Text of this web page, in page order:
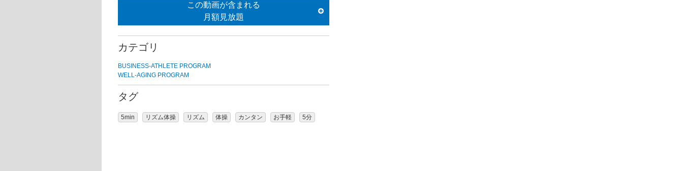
この動画が含まれる
月額見放題
カテゴリ
BUSINESS-ATHLETE PROGRAM
WELL-AGING PROGRAM
タグ
5min リズム体操 リズム 体操 カンタン お手軽 5分